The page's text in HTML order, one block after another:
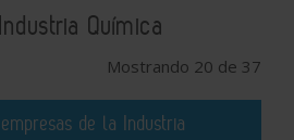
Química
Mostrando 20 de 37
de la Industria